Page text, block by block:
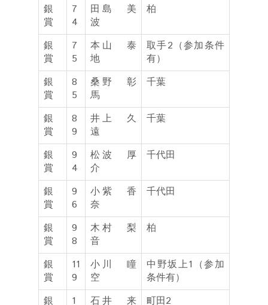
銀
賞
7
4
田島 美
波
柏
銀
賞
7
5
本山 泰
地
取手2（参加条件
有）
銀
賞
8
5
桑野 彰
馬
千葉
銀
賞
8
9
井上 久
遠
千葉
銀
賞
9
4
松波 厚
介
千代田
銀
賞
9
6
小紫 香
奈
千代田
銀
賞
9
8
木村 梨
音
柏
銀
賞
11
9
小川 瞳
空
中野坂上1（参加
条件有）
銀
1 石井 来 町田2